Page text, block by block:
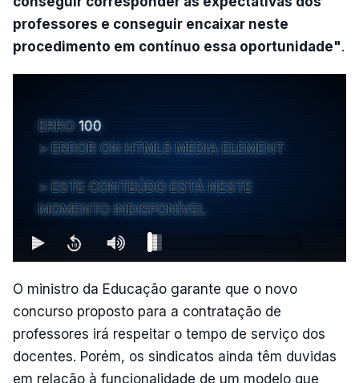
professores e conseguir encaixar neste
procedimento em contínuo essa oportunidade".
ERRO 100
ERROR ON HTML5 MEDIA ELEMENT
ESTE CONTEÚDO ESTÁ NESTE
MOMENTO INDISPONÍVEL
O ministro da Educação garante que o novo
concurso proposto para a contratação de
professores irá respeitar o tempo de serviço dos
docentes. Porém, os sindicatos ainda têm duvidas
em relação à funcionalidade de um modelo que